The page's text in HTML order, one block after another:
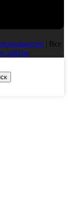
| Все
сайтов